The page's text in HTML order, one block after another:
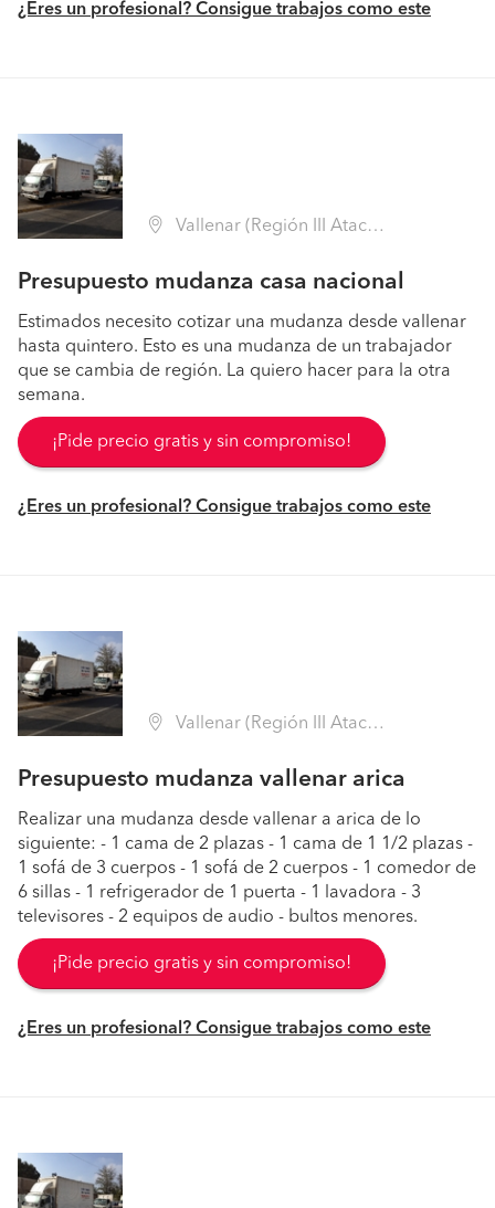
¿Eres un profesional? Consigue trabajos como este
Vallenar (Región III Atacama - Huasco)
Presupuesto mudanza casa nacional
Estimados necesito cotizar una mudanza desde vallenar
hasta quintero. Esto es una mudanza de un trabajador
que se cambia de región. La quiero hacer para la otra
semana.
¡Pide precio gratis y sin compromiso!
¿Eres un profesional? Consigue trabajos como este
Vallenar (Región III Atacama - Huasco)
Presupuesto mudanza vallenar arica
Realizar una mudanza desde vallenar a arica de lo
siguiente: - 1 cama de 2 plazas - 1 cama de 1 1/2 plazas -
1 sofá de 3 cuerpos - 1 sofá de 2 cuerpos - 1 comedor de
6 sillas - 1 refrigerador de 1 puerta - 1 lavadora - 3
televisores - 2 equipos de audio - bultos menores.
¡Pide precio gratis y sin compromiso!
¿Eres un profesional? Consigue trabajos como este